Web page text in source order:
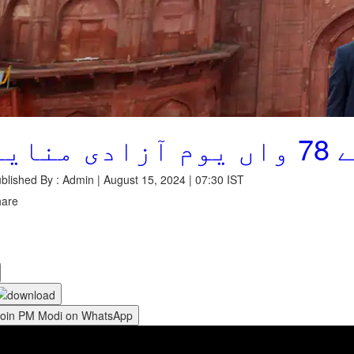
By : Admin | August 15, 2024 | 07:30 IST
PM Modi on WhatsApp